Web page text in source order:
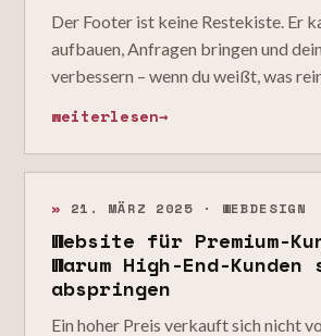
Der Footer ist keine Restekiste. Er
aufbauen, Anfragen bringen und
verbessern – wenn du weißt, was
weiterlesen→
» 21. MÄRZ 2025 · WEBDESIGN
Website für Premium-
Warum High-End-
abspringen
Ein hoher Preis verkauft sich nicht